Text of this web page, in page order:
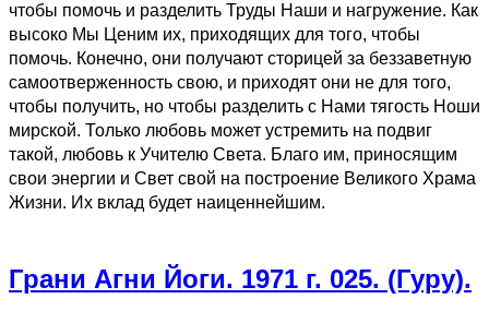
чтобы помочь и разделить Труды Наши и нагружение. Как
высоко Мы Ценим их, приходящих для того, чтобы
помочь. Конечно, они получают сторицей за беззаветную
самоотверженность свою, и приходят они не для того,
чтобы получить, но чтобы разделить с Нами тягость Ноши
мирской. Только любовь может устремить на подвиг
такой, любовь к Учителю Света. Благо им, приносящим
свои энергии и Свет свой на построение Великого Храма
Жизни. Их вклад будет наиценнейшим.
Грани Агни Йоги. 1971 г. 025. (Гуру).